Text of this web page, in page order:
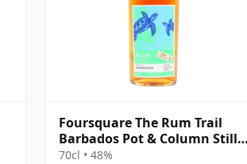
Foursquare The Rum Trail
Barbados Pot & Column Still
2006 18 jaar oud Rum
70cl • 48%